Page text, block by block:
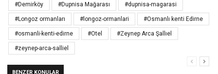
#Demirköy #Dupnisa Mağarası #dupnisa-magarasi
#Longoz ormanları #longoz-ormanlari #Osmanlı kenti Edirne
#osmanli-kenti-edirne #Otel #Zeynep Arca Şallıel
#zeynep-arca-salliel
BENZER KONULAR